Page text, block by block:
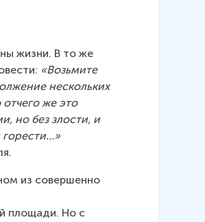
жизни. В то же
«Возьмите
нескольких
отчего же это
но без злости, и
горести…»
из совершенно
площади. Но с